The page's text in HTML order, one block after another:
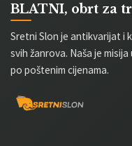
BLATNI, obrt za
Sretni Slon je antikvarijat i
svih žanrova. Naša je
po poštenim cijenama.